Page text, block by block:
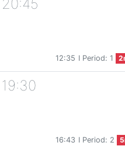
20:45
12:35 I Period: 1
19:30
16:43 I Period: 2